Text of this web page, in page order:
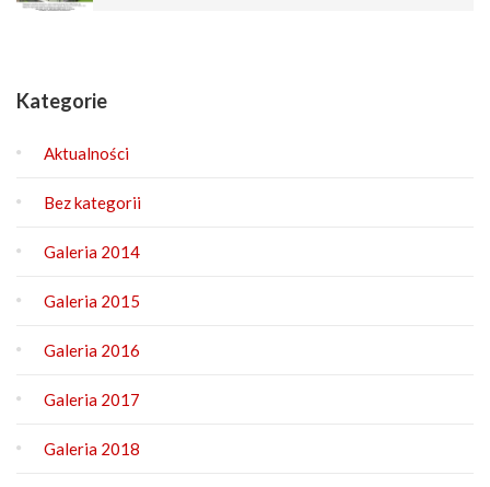
Kategorie
Aktualności
Bez kategorii
Galeria 2014
Galeria 2015
Galeria 2016
Galeria 2017
Galeria 2018